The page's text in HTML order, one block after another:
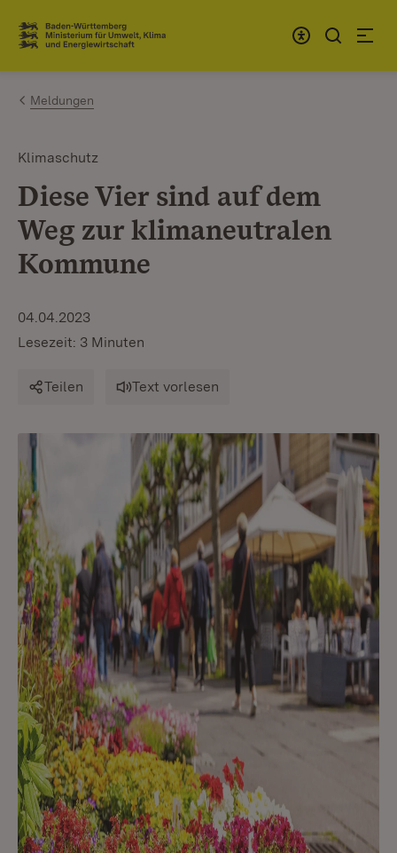
Zum Inhalt springen
Link zur Startseite
Meldungen
Klimaschutz
Diese Vier sind auf dem
Weg zur klimaneutralen
Kommune
04.04.2023
Lesezeit: 3 Minuten
Teilen Text vorlesen